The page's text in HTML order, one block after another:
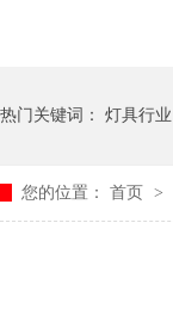
热门关键词： 灯具行业
您的位置： 首页 >